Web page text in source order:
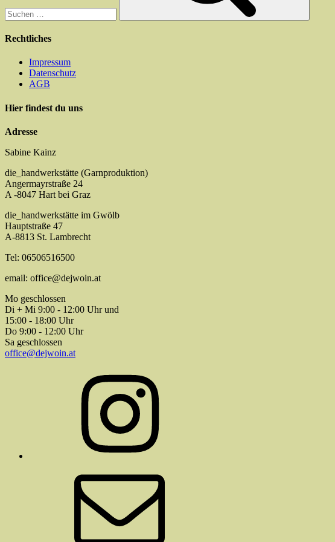
Rechtliches
Impressum
Datenschutz
AGB
Hier findest du uns
Adresse
Sabine Kainz
die_handwerkstätte (Garnproduktion)
Angermayrstraße 24
A -8047 Hart bei Graz
die_handwerkstätte im Gwölb
Hauptstraße 47
A-8813 St. Lambrecht
Tel: 06506516500
email: office@dejwoin.at
Mo geschlossen
Di + Mi 9:00 - 12:00 Uhr und
15:00 - 18:00 Uhr
Do 9:00 - 12:00 Uhr
Sa geschlossen
office@dejwoin.at